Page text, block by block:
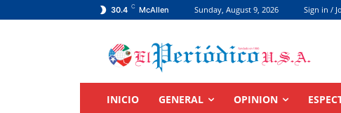
30.4 C McAllen Sunday, August 9, 2026 Sign in /
INICIO GENERAL OPINION